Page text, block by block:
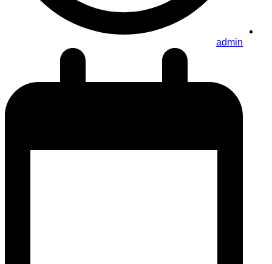
admin